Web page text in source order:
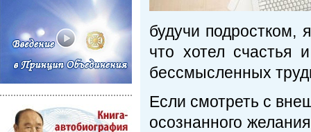
будучи подростком,
что хотел счастья
бессмысленных
Если смотреть с
осознанного